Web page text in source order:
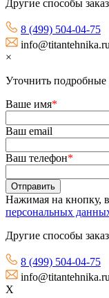
Другие способы
8 (499) 504-04-75
info@titantehnika.ru
×
Уточнить подробные
Ваше имя*
Ваш email
Ваш телефон*
Нажимая на кнопку,
персональных
Другие способы
8 (499) 504-04-75
info@titantehnika.ru
X